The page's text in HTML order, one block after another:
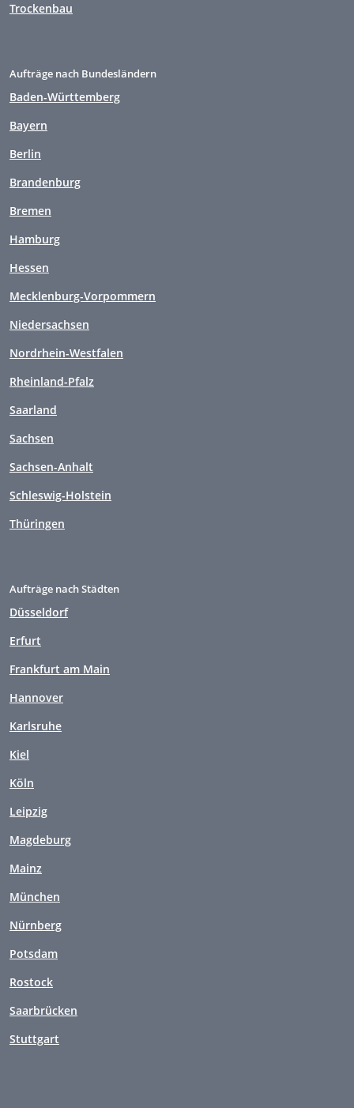
Trockenbau
Aufträge nach Bundesländern
Baden-Württemberg
Bayern
Berlin
Brandenburg
Bremen
Hamburg
Hessen
Mecklenburg-Vorpommern
Niedersachsen
Nordrhein-Westfalen
Rheinland-Pfalz
Saarland
Sachsen
Sachsen-Anhalt
Schleswig-Holstein
Thüringen
Aufträge nach Städten
Düsseldorf
Erfurt
Frankfurt am Main
Hannover
Karlsruhe
Kiel
Köln
Leipzig
Magdeburg
Mainz
München
Nürnberg
Potsdam
Rostock
Saarbrücken
Stuttgart